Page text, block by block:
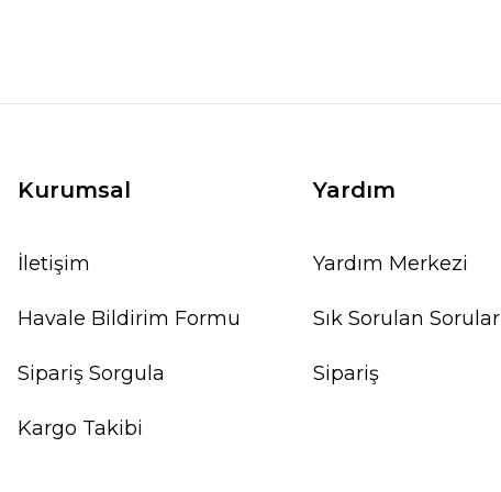
Beyaz Şakayık Yağlı Boya Tablo
Kurumsal
İletişim
Havale Bildirim Formu
Sipariş Sorgula
Kargo Takibi
Yardım
Yardım Merkezi
Sık Sorulan Sorular
Sipariş